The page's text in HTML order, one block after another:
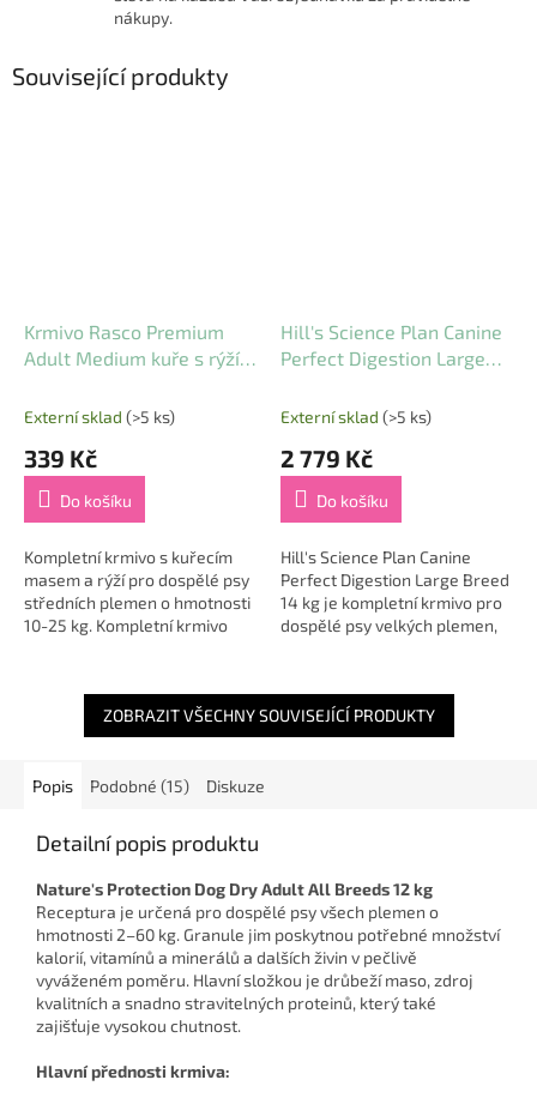
nákupy.
Související produkty
Krmivo Rasco Premium
Adult Medium kuře s rýží 3
Externí sklad (>5 ks)
339 Kč
Do košíku
Kompletní krmivo s kuřecím
masem a rýží pro dospělé psy
středních plemen o hmotnosti
10-25 kg. Kompletní krmivo
Hill's Science Plan Canine
Perfect Digestion Large
Externí sklad (>5 ks)
2 779 Kč
Do košíku
Hill's Science Plan Canine
Perfect Digestion Large Breed
14 kg je kompletní krmivo pro
dospělé psy velkých plemen,
celkovou...
ZOBRAZIT VŠECHNY SOUVISEJÍCÍ PRODUKTY
Popis Podobné (15) Diskuze
Detailní popis produktu
Nature's Protection Dog Dry Adult All Breeds 12 kg
Receptura je určená pro dospělé psy všech plemen o
hmotnosti 2–60 kg. Granule jim poskytnou potřebné množství
kalorií, vitamínů a minerálů a dalších živin v pečlivě
vyváženém poměru. Hlavní složkou je drůbeží maso, zdroj
kvalitních a snadno stravitelných proteinů, který také
zajišťuje vysokou chutnost.
Hlavní přednosti krmiva: